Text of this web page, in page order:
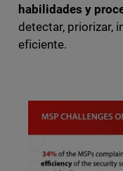
habilidades y
detectar, priorizar,
eficiente.